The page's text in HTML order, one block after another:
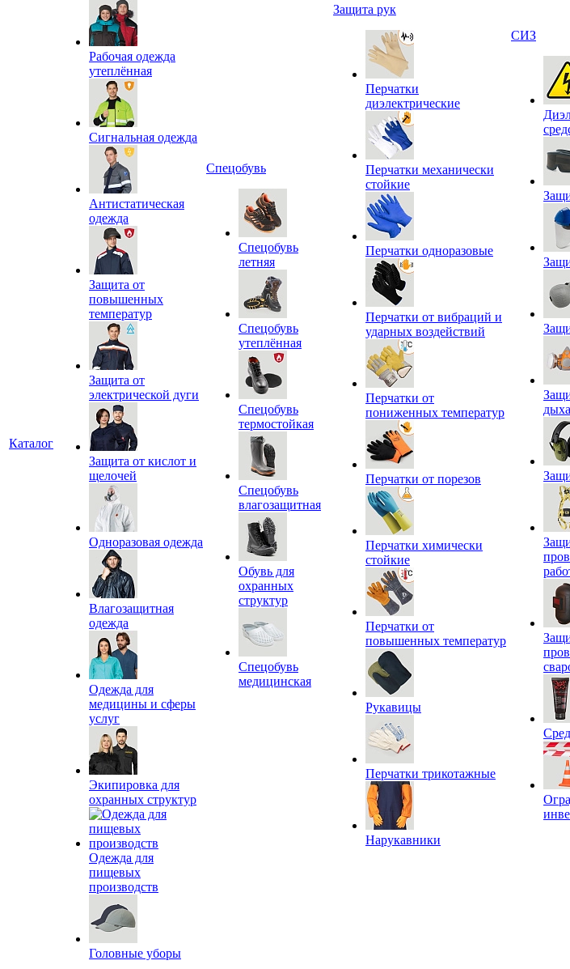
Каталог
Рабочая одежда
утеплённая
Сигнальная одежда
Антистатическая
одежда
Защита от
повышенных
температур
Защита от
электрической дуги
Защита от кислот и
щелочей
Одноразовая одежда
Влагозащитная
одежда
Одежда для
медицины и сферы
услуг
Экипировка для
охранных структур
Одежда для
пищевых
производств
Головные уборы
Спецобувь
Спецобувь
летняя
Спецобувь
утеплённая
Спецобувь
термостойкая
Спецобувь
влагозащитная
Обувь для
охранных
структур
Спецобувь
медицинская
Защита рук
Перчатки
диэлектрические
Перчатки механически
стойкие
Перчатки одноразовые
Перчатки от вибраций и
ударных воздействий
Перчатки от
пониженных температур
Перчатки от порезов
Перчатки химически
стойкие
Перчатки от
повышенных температур
Рукавицы
Перчатки трикотажные
Нарукавники
СИЗ